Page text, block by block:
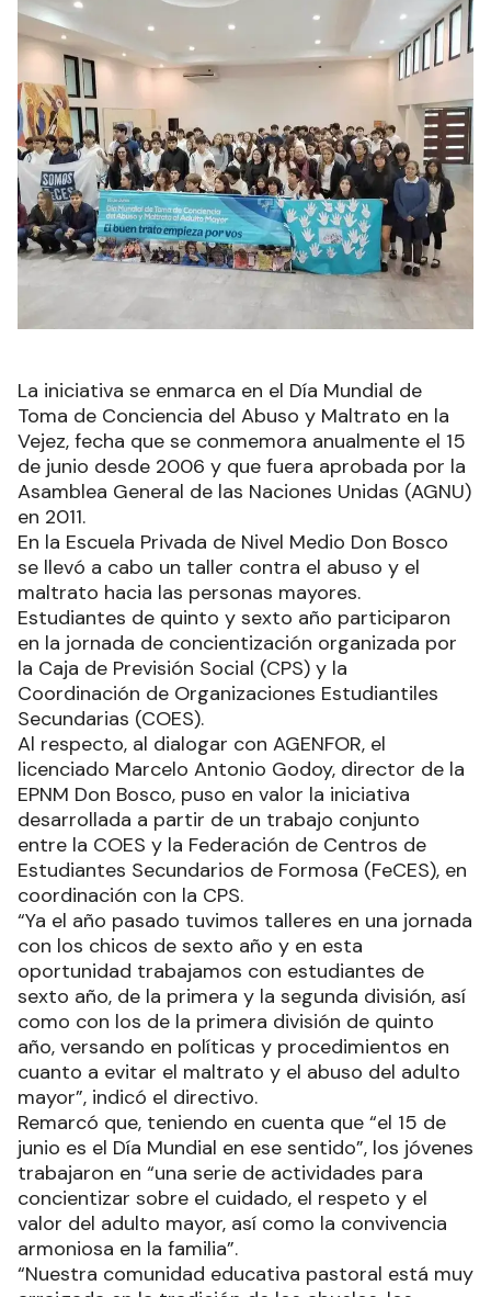
La iniciativa se enmarca en el Día Mundial de
Toma de Conciencia del Abuso y Maltrato en la
Vejez, fecha que se conmemora anualmente el 15
de junio desde 2006 y que fuera aprobada por la
Asamblea General de las Naciones Unidas (AGNU)
en 2011.
En la Escuela Privada de Nivel Medio Don Bosco
se llevó a cabo un taller contra el abuso y el
maltrato hacia las personas mayores.
Estudiantes de quinto y sexto año participaron
en la jornada de concientización organizada por
la Caja de Previsión Social (CPS) y la
Coordinación de Organizaciones Estudiantiles
Secundarias (COES).
Al respecto, al dialogar con AGENFOR, el
licenciado Marcelo Antonio Godoy, director de la
EPNM Don Bosco, puso en valor la iniciativa
desarrollada a partir de un trabajo conjunto
entre la COES y la Federación de Centros de
Estudiantes Secundarios de Formosa (FeCES), en
coordinación con la CPS.
“Ya el año pasado tuvimos talleres en una jornada
con los chicos de sexto año y en esta
oportunidad trabajamos con estudiantes de
sexto año, de la primera y la segunda división, así
como con los de la primera división de quinto
año, versando en políticas y procedimientos en
cuanto a evitar el maltrato y el abuso del adulto
mayor”, indicó el directivo.
Remarcó que, teniendo en cuenta que “el 15 de
junio es el Día Mundial en ese sentido”, los jóvenes
trabajaron en “una serie de actividades para
concientizar sobre el cuidado, el respeto y el
valor del adulto mayor, así como la convivencia
armoniosa en la familia”.
“Nuestra comunidad educativa pastoral está muy